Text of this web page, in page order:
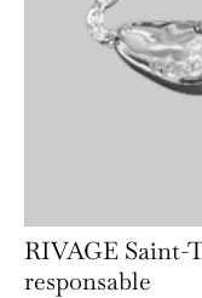
RIVAGE Saint-
responsable